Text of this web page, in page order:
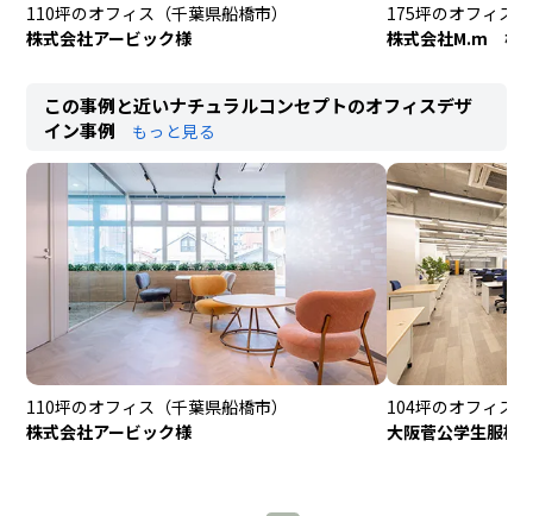
110坪のオフィス （千葉県船橋市）
株式会社アービック様
175坪のオフィス
株式会社M.m 様
この事例と近いナチュラルコンセプトのオフィスデザ
イン事例
もっと見る
110坪のオフィス （千葉県船橋市）
株式会社アービック様
104坪のオフィス
大阪菅公学生服株